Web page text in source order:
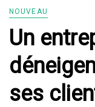
NOUVEAU
Un
ses